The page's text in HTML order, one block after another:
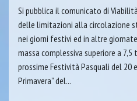
Si pubblica il comunicato di
delle limitazioni alla circolazione
nei giorni festivi ed in altre
massa complessiva superiore a
prossime Festività Pasquali del 20
Primavera” del...